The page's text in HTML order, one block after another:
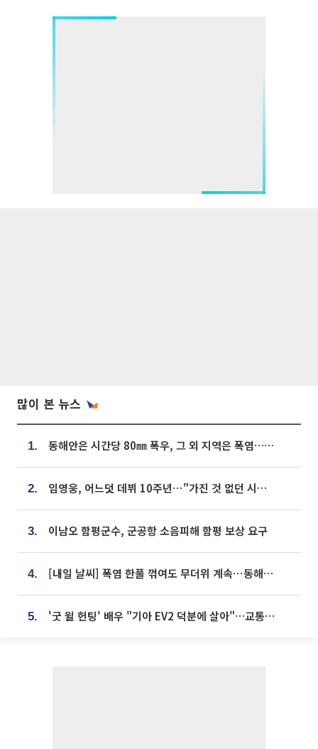
많이 본 뉴스
1. 동해안은 시간당 80㎜ 폭우, 그 외 지역은 폭염…‘극과 극 날씨’
2. 임영웅, 어느덧 데뷔 10주년⋯"가진 것 없던 시절, 내 앞엔 20명의 팬뿐"
3. 이남오 함평군수, 군공항 소음피해 함평 보상 요구
4. [내일 날씨] 폭염 한풀 꺾여도 무더위 계속⋯동해안 이틀 연속 비
5. '굿 윌 헌팅' 배우 "기아 EV2 덕분에 살아"…교통사고 후 안전성 극찬